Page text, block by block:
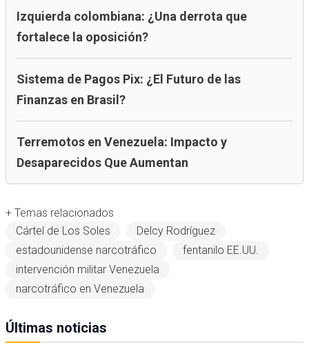
Izquierda colombiana: ¿Una derrota que
fortalece la oposición?
Sistema de Pagos Pix: ¿El Futuro de las
Finanzas en Brasil?
Terremotos en Venezuela: Impacto y
Desaparecidos Que Aumentan
+ Temas relacionados
Cártel de Los Soles
Delcy Rodríguez
estadounidense narcotráfico
fentanilo EE.UU.
intervención militar Venezuela
narcotráfico en Venezuela
Últimas noticias